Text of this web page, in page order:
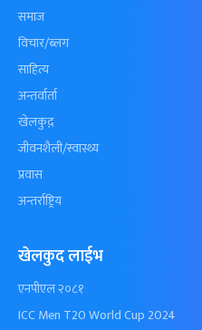
समाज
विचार/ब्लग
साहित्य
अन्तर्वार्ता
खेलकुद़़
जीवनशैली/स्वास्थ्य
प्रवास
अन्तर्राष्ट्रिय
खेलकुद लाईभ
एनपीएल २०८१
ICC Men T20 World Cup 2024